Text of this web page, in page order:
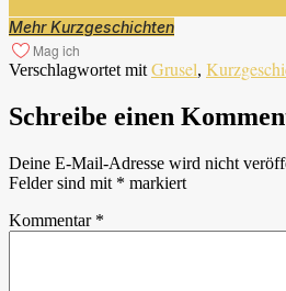
Mehr Kurzgeschichten
Mag ich
Verschlagwortet mit Grusel,
Schreibe einen
Deine E-Mail-Adresse wird nicht
Felder sind mit * markiert
Kommentar *